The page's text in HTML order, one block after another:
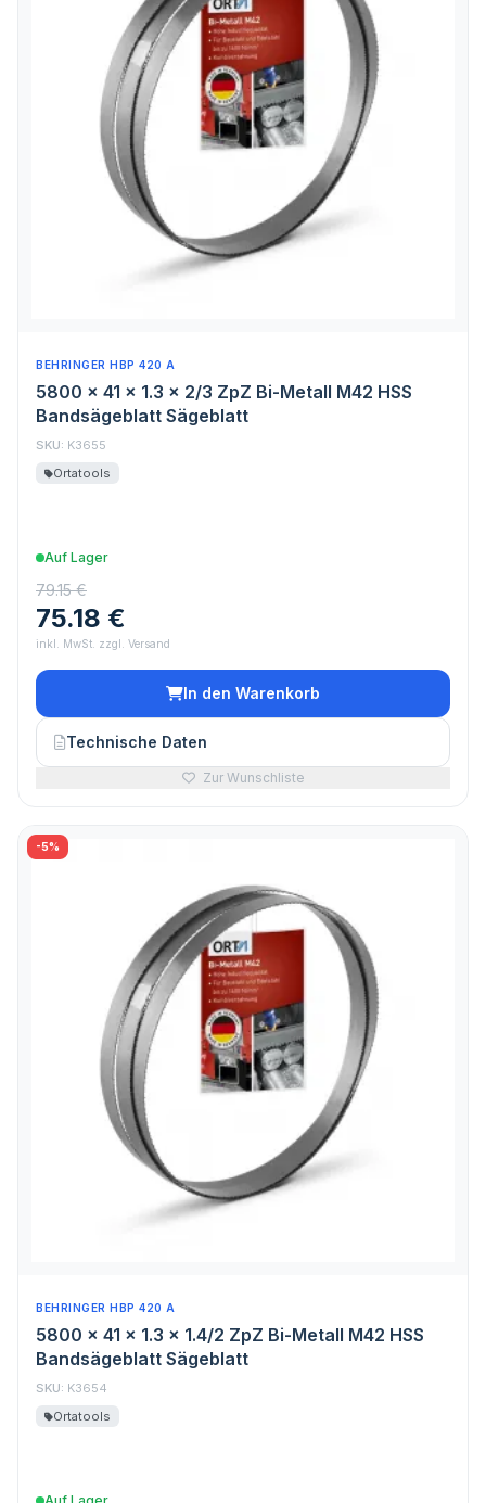
BEHRINGER HBP 420 A
5800 x 41 x 1.3 x 2/3 ZpZ Bi-Metall M42 HSS
Bandsägeblatt Sägeblatt
SKU: K3655
Ortatools
Auf Lager
79.15 €
75.18 €
inkl. MwSt. zzgl. Versand
In den Warenkorb
Technische Daten
Zur Wunschliste
-5%
BEHRINGER HBP 420 A
5800 x 41 x 1.3 x 1.4/2 ZpZ Bi-Metall M42 HSS
Bandsägeblatt Sägeblatt
SKU: K3654
Ortatools